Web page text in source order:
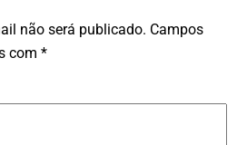
não será publicado. Campos
com*